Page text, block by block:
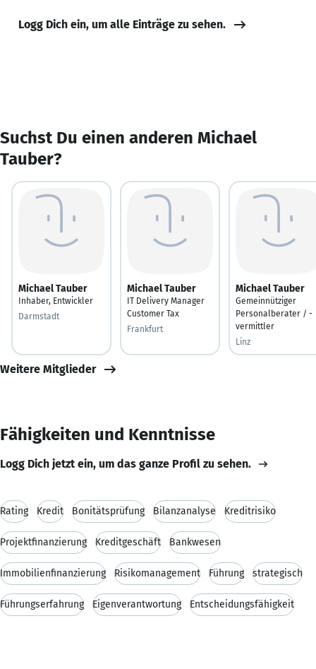
Logg Dich ein, um alle Einträge zu sehen.
Suchst Du einen anderen Michael
Tauber?
Michael Tauber
Inhaber, Entwickler
Darmstadt
Michael Tauber
IT Delivery Manager
Customer Tax
Frankfurt
Michael Tauber
Gemeinnütziger
Personalberater / -
vermittler
Linz
Weitere Mitglieder
Fähigkeiten und Kenntnisse
Logg Dich jetzt ein, um das ganze Profil zu sehen.
Rating Kredit Bonitätsprüfung Bilanzanalyse Kreditrisiko
Projektfinanzierung Kreditgeschäft Bankwesen
Immobilienfinanzierung Risikomanagement Führung strategisch
Führungserfahrung Eigenverantwortung Entscheidungsfähigkeit